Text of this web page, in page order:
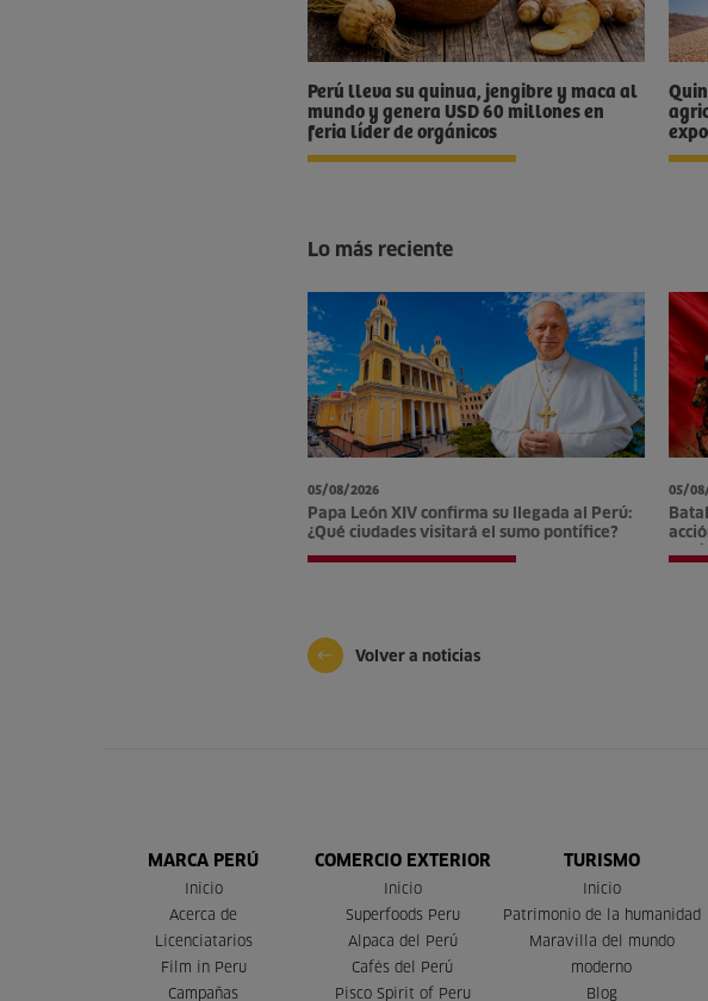
Perú lleva su quinua, jengibre y maca al
mundo y genera USD 60 millones en
feria líder de orgánicos
Lo más reciente
05/08/2026
Papa León XIV confirma su llegada al Perú:
¿Qué ciudades visitará el sumo pontífice?
05/
Perú
Volver a noticias
MARCA PERÚ
Inicio
Acerca de
Licenciatarios
Film in Peru
Campañas
COMERCIO EXTERIOR
Inicio
Superfoods Peru
Alpaca del Perú
Cafés del Perú
Pisco Spirit of Peru
TURISMO
Inicio
Patrimonio de la humanidad
Maravilla del mundo
moderno
Blog